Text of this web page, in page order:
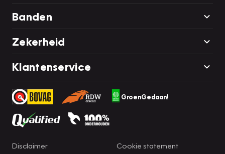
Banden
Zekerheid
Klantenservice
GroenGedaan!
Disclaimer Cookie statement